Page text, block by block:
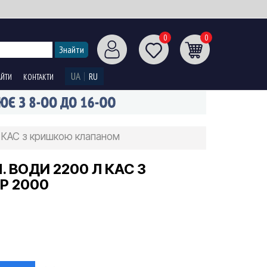
0 0
КОНТАКТИ UA RU
КАС з кришкою клапаном
ВОДИ 2200 Л КАС З
2000